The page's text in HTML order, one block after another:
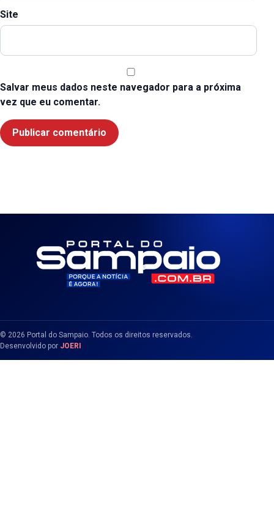
Site
Salvar meus dados neste navegador para a próxima
vez que eu comentar.
© 2026 Portal do Sampaio. Todos os direitos reservados.
Desenvolvido por JOERI